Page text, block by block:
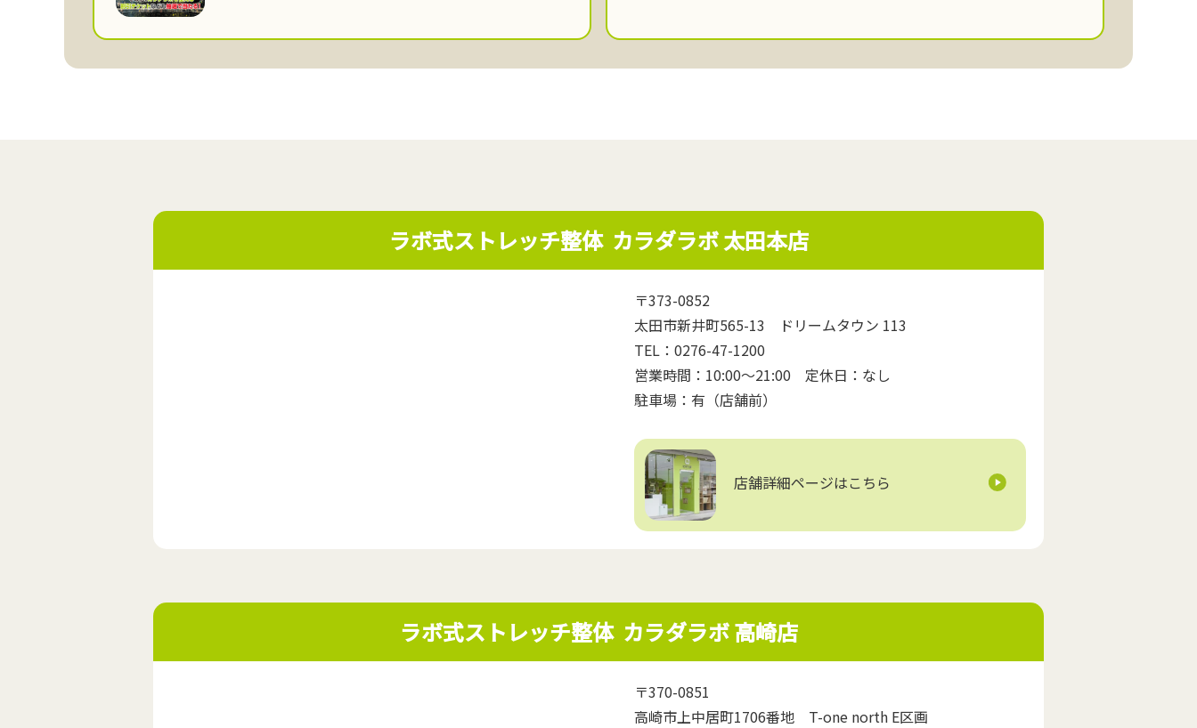
ラボ式ストレッチ整体 カラダラボ 太田本店
〒373-0852
太田市新井町565-13 ドリームタウン 113
TEL：0276-47-1200
営業時間：10:00～21:00 定休日：なし
駐車場：有（店舗前）
店舗詳細ページはこちら
ラボ式ストレッチ整体 カラダラボ 高崎店
〒370-0851
高崎市上中居町1706番地 T-one north E区画